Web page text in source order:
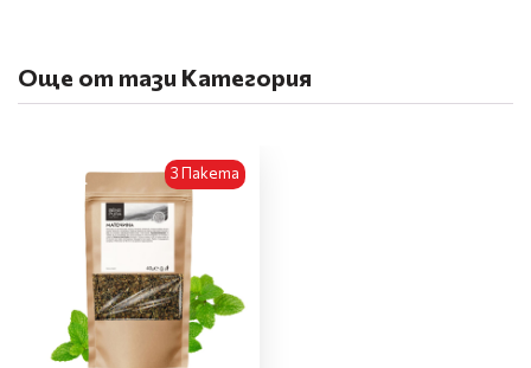
Още от тази Категория
3 Пакета